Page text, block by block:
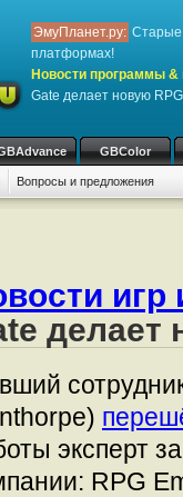
ЭмуПланет.ру: Старые
платформах!
Новости программы &
Gate делает новую RPG
GBColor
Вопросы и предложения
игр
делает
эксперт
RPG